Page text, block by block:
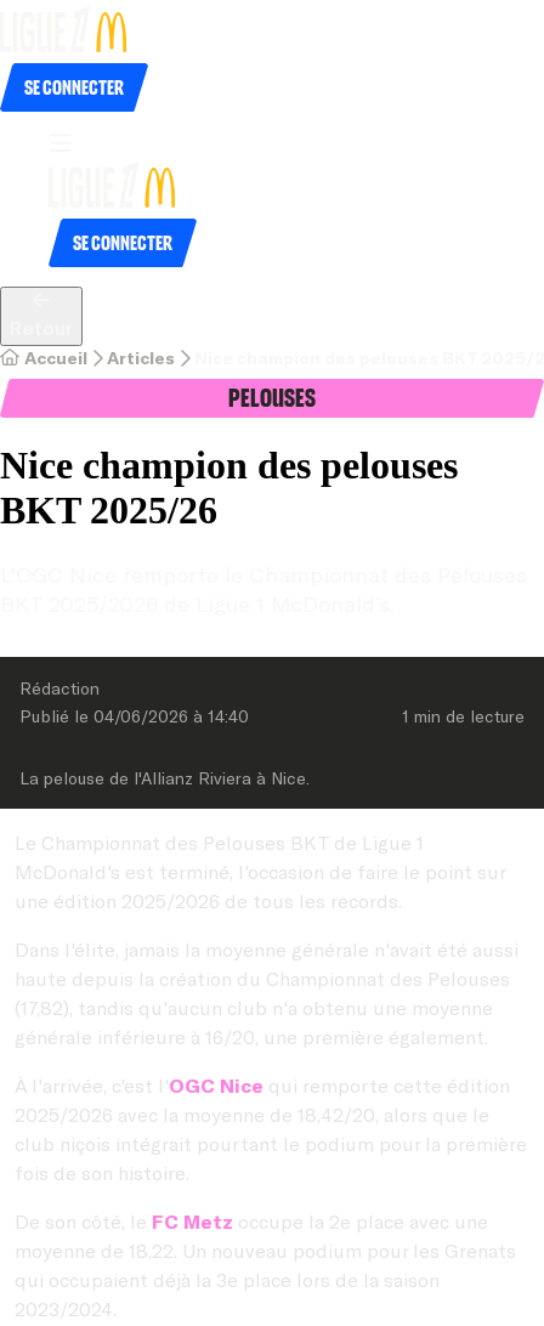
Se connecter
Se connecter
Accueil Articles
Pelouses
Nice champion des pelouses
BKT 2025/26
Rédaction
Publié le 04/06/2026 à 14:40 1 min de lecture
La pelouse de l'Allianz Riviera à Nice.
Le Championnat des Pelouses BKT de Ligue 1
McDonald's est terminé, l'occasion de faire le point sur
une édition 2025/2026 de tous les records.
Dans l'élite, jamais la moyenne générale n'avait été aussi
haute depuis la création du Championnat des Pelouses
(17,82), tandis qu'aucun club n'a obtenu une moyenne
générale inférieure à 16/20, une première également.
À l'arrivée, c'est l'OGC Nice qui remporte cette édition
2025/2026 avec la moyenne de 18,42/20, alors que le
club niçois intégrait pourtant le podium pour la première
fois de son histoire.
De son côté, le FC Metz occupe la 2e place avec une
moyenne de 18,22. Un nouveau podium pour les Grenats
qui occupaient déjà la 3e place lors de la saison
2023/2024.